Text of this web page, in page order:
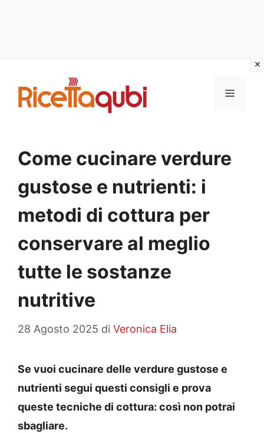
contenuto
MENU
Come cucinare verdure
gustose e nutrienti: i
metodi di cottura per
conservare al meglio
tutte le sostanze
nutritive
28 Agosto 2025 di Veronica Elia
Se vuoi cucinare delle verdure gustose e
nutrienti segui questi consigli e prova
queste tecniche di cottura: così non potrai
sbagliare.